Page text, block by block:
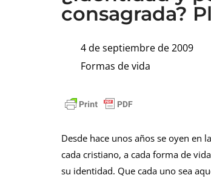
consagrada?
4 de septiembre de 2009
Formas de vida
Desde hace unos años se oyen en
cada cristiano, a cada forma de
su identidad. Que cada uno sea